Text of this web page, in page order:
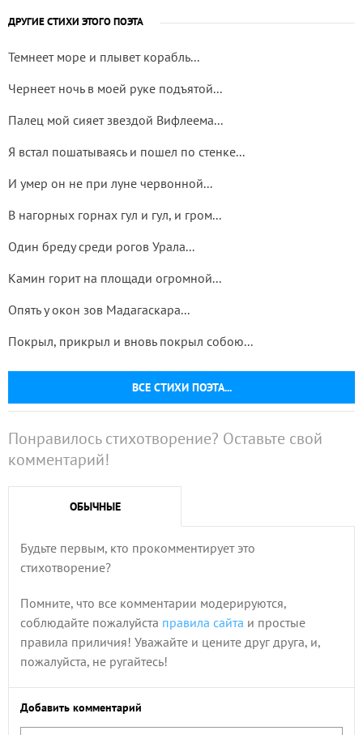
ДРУГИЕ СТИХИ ЭТОГО ПОЭТА
ВСЕ СТИХИ ПОЭТА...
Темнеет море и плывет корабль...
Чернеет ночь в моей руке подъятой...
Палец мой сияет звездой Вифлеема...
Я встал пошатываясь и пошел по стенке...
И умер он не при луне червонной...
В нагорных горнах гул и гул, и гром...
Один бреду среди рогов Урала...
Камин горит на площади огромной...
Опять у окон зов Мадагаскара...
Покрыл, прикрыл и вновь покрыл собою...
Понравилось стихотворение? Оставьте свой
комментарий!
ОБЫЧНЫЕ
Будьте первым, кто прокомментирует это
стихотворение?
Помните, что все комментарии модерируются,
соблюдайте пожалуйста правила сайта и простые
правила приличия! Уважайте и цените друг друга, и,
пожалуйста, не ругайтесь!
Добавить комментарий